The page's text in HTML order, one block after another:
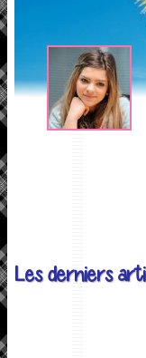
Les derniers